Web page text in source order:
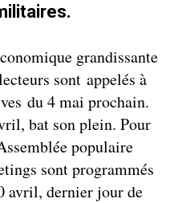
grandissante
sont appelés à
du 4 mai prochain.
bat son plein. Pour
populaire
sont programmés
avril, dernier jour de